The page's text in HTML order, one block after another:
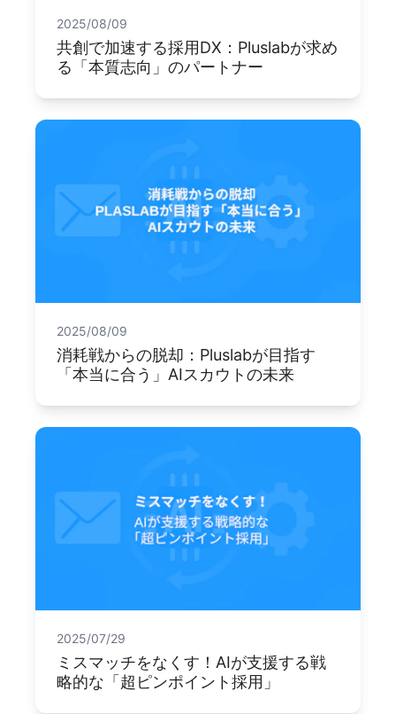
2025/08/09
共創で加速する採用DX：Pluslabが求め
る「本質志向」のパートナー
2025/08/09
消耗戦からの脱却：Pluslabが目指す
「本当に合う」AIスカウトの未来
2025/07/29
ミスマッチをなくす！AIが支援する戦
略的な「超ピンポイント採用」